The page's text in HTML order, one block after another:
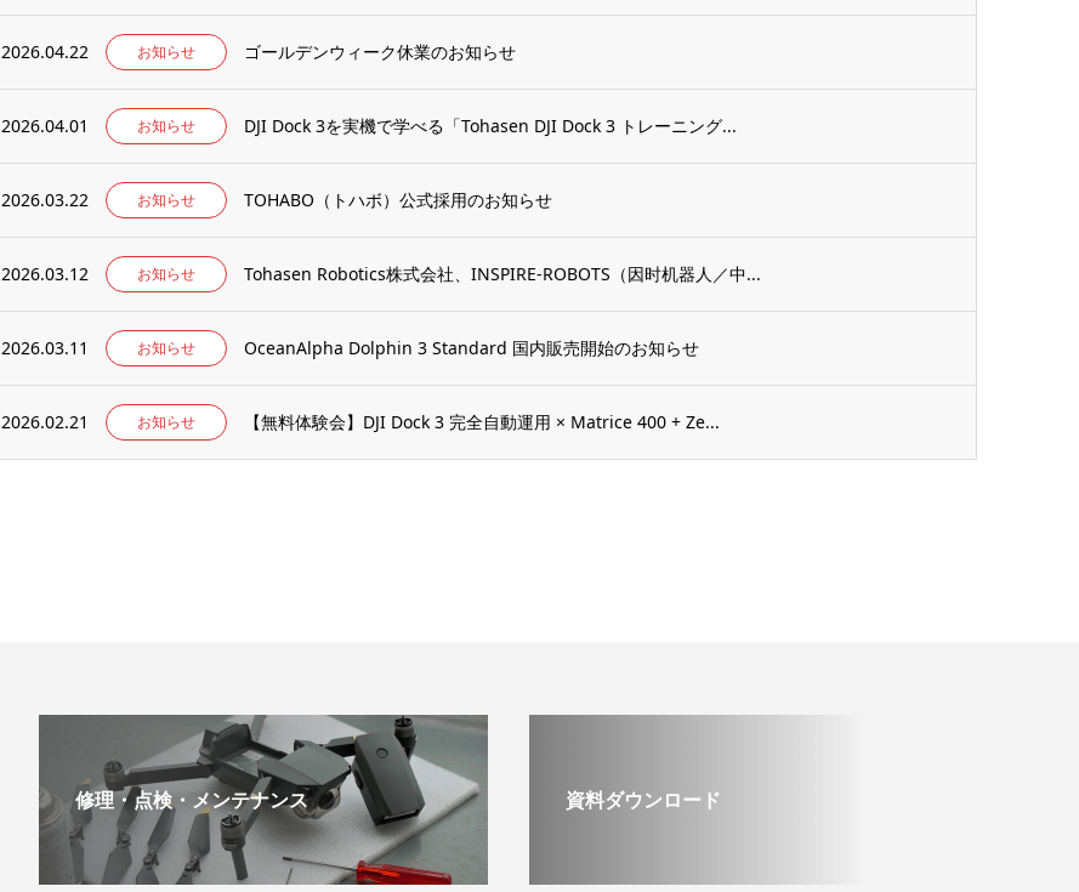
2026.04.22 お知らせ ゴールデンウィーク休業のお知らせ
2026.04.01 お知らせ DJI Dock 3を実機で学べる「Tohasen DJI Dock 3 トレーニング...
2026.03.22 お知らせ TOHABO（トハボ）公式採用のお知らせ
2026.03.12 お知らせ Tohasen Robotics株式会社、INSPIRE-ROBOTS（因时机器人／中...
2026.03.11 お知らせ OceanAlpha Dolphin 3 Standard 国内販売開始のお知らせ
2026.02.21 お知らせ 【無料体験会】DJI Dock 3 完全自動運用 × Matrice 400 + Ze...
修理・点検・メンテナンス 資料ダウンロード